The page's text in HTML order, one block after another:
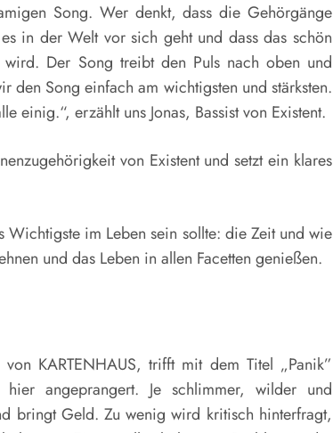
Song. Wer denkt, dass die Gehörgänge
in der Welt vor sich geht und dass das schön
wird. Der Song treibt den Puls nach oben und
den Song einfach am wichtigsten und stärksten.
einig.“, erzählt uns Jonas, Bassist von Existent.
von Existent und setzt ein klares
Wichtigste im Leben sein sollte: die Zeit und wie
und das Leben in allen Facetten genießen.
KARTENHAUS, trifft mit dem Titel „Panik”
angeprangert. Je schlimmer, wilder und
bringt Geld. Zu wenig wird kritisch hinterfragt,